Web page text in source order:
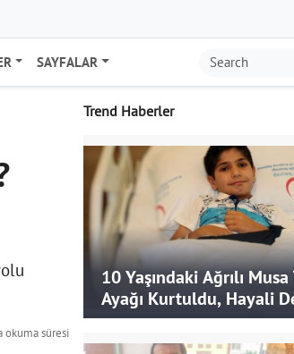
SAYFALAR
okuma süresi
Trend Haberler
10 Yaşındaki Ağrılı
Ayağı Kurtuldu, Hayali
Doktor Olmak İstiyor